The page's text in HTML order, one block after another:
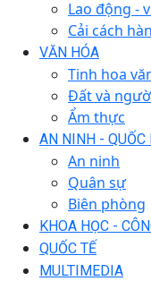
Lao động -
Cải cách
VĂN HÓA
Tinh hoa
Đất và
Ẩm thực
AN NINH - QUỐC
An ninh
Quân sự
Biên phòng
KHOA HỌC -
QUỐC TẾ
MULTIMEDIA